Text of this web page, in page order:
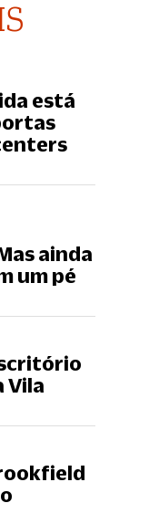
está
ainda
um pé
Vila